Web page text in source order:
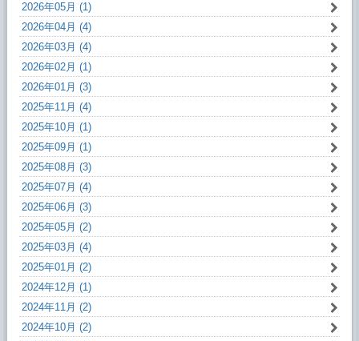
2026年05月 (1)
2026年04月 (4)
2026年03月 (4)
2026年02月 (1)
2026年01月 (3)
2025年11月 (4)
2025年10月 (1)
2025年09月 (1)
2025年08月 (3)
2025年07月 (4)
2025年06月 (3)
2025年05月 (2)
2025年03月 (4)
2025年01月 (2)
2024年12月 (1)
2024年11月 (2)
2024年10月 (2)